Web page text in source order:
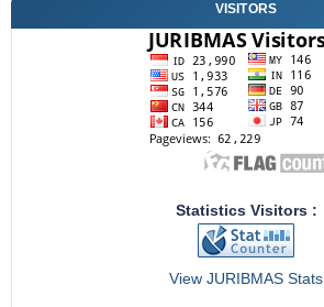
VISITORS
Statistics Visitors :
View JURIBMAS Stats